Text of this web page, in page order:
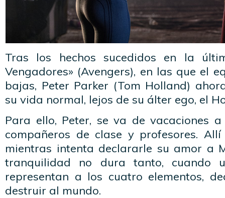
Tras los hechos sucedidos en la
Vengadores» (Avengers), en las que el
bajas, Peter Parker (Tom Holland)
su vida normal, lejos de su álter ego, el
Para ello, Peter, se va de vacaciones
compañeros de clase y profesores.
mientras intenta declararle su amor a
tranquilidad no dura tanto, cuando
representan a los cuatro elementos,
destruir al mundo.